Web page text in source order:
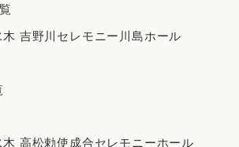
吉野川セレモニー川島ホール
高松勅使成合セレモニーホール